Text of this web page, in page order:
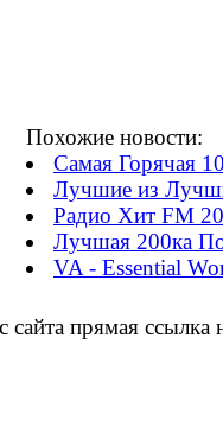
Похожие новости:
Самая Горячая
Лучшие из
Радио Хит FM
Лучшая 200ка
VA - Essential
прямая ссылка